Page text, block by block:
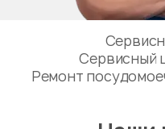
Сервисный
Ремонт